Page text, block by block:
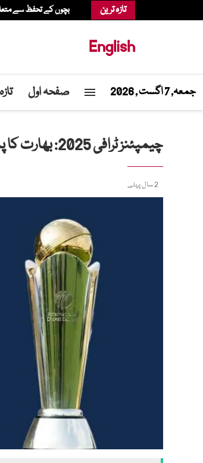
تازہ ترین بچوں کے تحفظ سے متعلق قواعد کی
English
جمعہ, 7 اگست , 2026 صفحہ اول
چیمپئنز ٹرافی 2025: بھارت کا پاکستان میں شرکت سے انکار، ہائبرڈ ماڈل کی پیشکش
2 سال پہلے